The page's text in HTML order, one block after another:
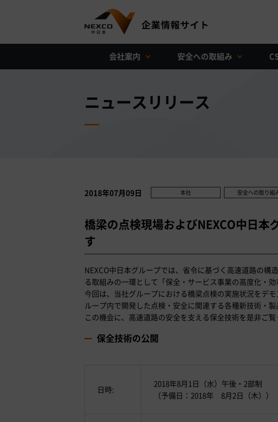
会社案内 安全への取組み
ニュースリリース
2018年07月09日 本社 安全への取り組
橋梁の点検現場およびNEXCO中日本
す
NEXCO中日本グループでは、省令に基づく高速道路の構
る取組みの一環として「保全・サービス事業の高度化・
今回は、当社グループにおける橋梁点検の実施状況をデ
ループ内で開発した点検・安全に関連する各種新技術・製
この機会に、高速道路の安全を支える保全技術を是非ご覧
保全技術の公開
日時:
2018年8月1日（水）午後・2部制
（予備日：2018年 8月2日（木））